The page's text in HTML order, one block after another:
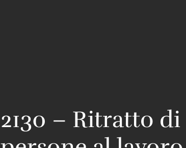
2130 – Ritratto di